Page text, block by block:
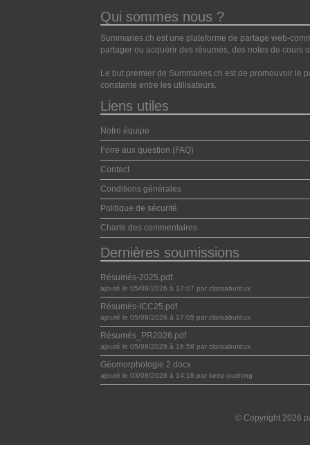
Qui sommes nous ?
Summaries.ch est une plateforme de partage web-
partager ou acquérir des résumés, des notes de cours
Le but premier de Summaries.ch est de promouvoir le
constante entre les utilisateurs.
Liens utiles
Notre équipe
Foire aux question (FAQ)
Contact
Conditions générales
Politique de sécurité
Charte des commentaires
Dernières soumissions
Résumés-2025.pdf
ajouté le 05/08/2026 à 17:07 par claraabuteux
Résumés-ICC25.pdf
ajouté le 05/08/2026 à 17:05 par claraabuteux
Résumés_PR2026.pdf
ajouté le 05/08/2026 à 16:58 par claraabuteux
Géomorphologie 2.docx
ajouté le 03/08/2026 à 14:18 par keep-pushing
© Copyright 2026